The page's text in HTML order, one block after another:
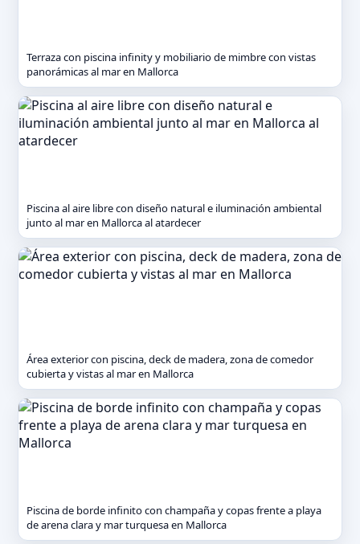
Terraza con piscina infinity y mobiliario de mimbre con vistas
panorámicas al mar en Mallorca
Piscina al aire libre con diseño natural e iluminación ambiental
junto al mar en Mallorca al atardecer
Área exterior con piscina, deck de madera, zona de comedor
cubierta y vistas al mar en Mallorca
Piscina de borde infinito con champaña y copas frente a playa
de arena clara y mar turquesa en Mallorca